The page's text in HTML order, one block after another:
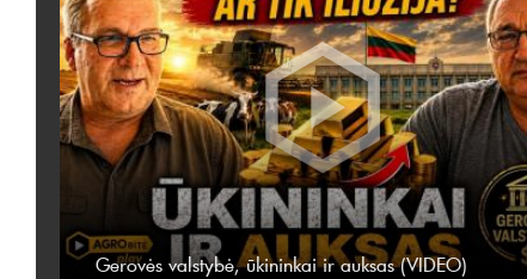
Gerovės valstybė, ūkininkai ir auksas (VIDEO)